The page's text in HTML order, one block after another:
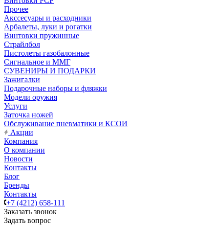
Прочее
Акссесуары и расходники
Арбалеты, луки и рогатки
Винтовки пружинные
Страйлбол
Пистолеты газобалонные
Сигнальное и ММГ
СУВЕНИРЫ И ПОДАРКИ
Зажигалки
Подарочные наборы и фляжки
Модели оружия
Услуги
Заточка ножей
Обслуживание пневматики и КСОИ
Акции
Компания
О компании
Новости
Контакты
Блог
Бренды
Контакты
+7 (4212) 658-111
Заказать звонок
Задать вопрос